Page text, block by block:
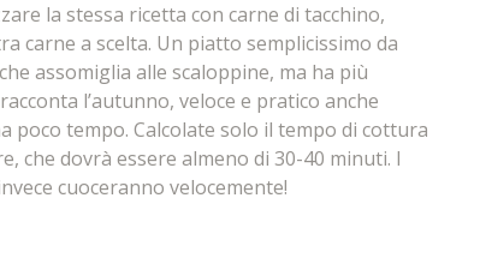
la stessa ricetta con carne di tacchino,
carne a scelta. Un piatto semplicissimo da
assomiglia alle scaloppine, ma ha più
l’autunno, veloce e pratico anche
poco tempo. Calcolate solo il tempo di cottura
che dovrà essere almeno di 30-40 minuti. I
cuoceranno velocemente!